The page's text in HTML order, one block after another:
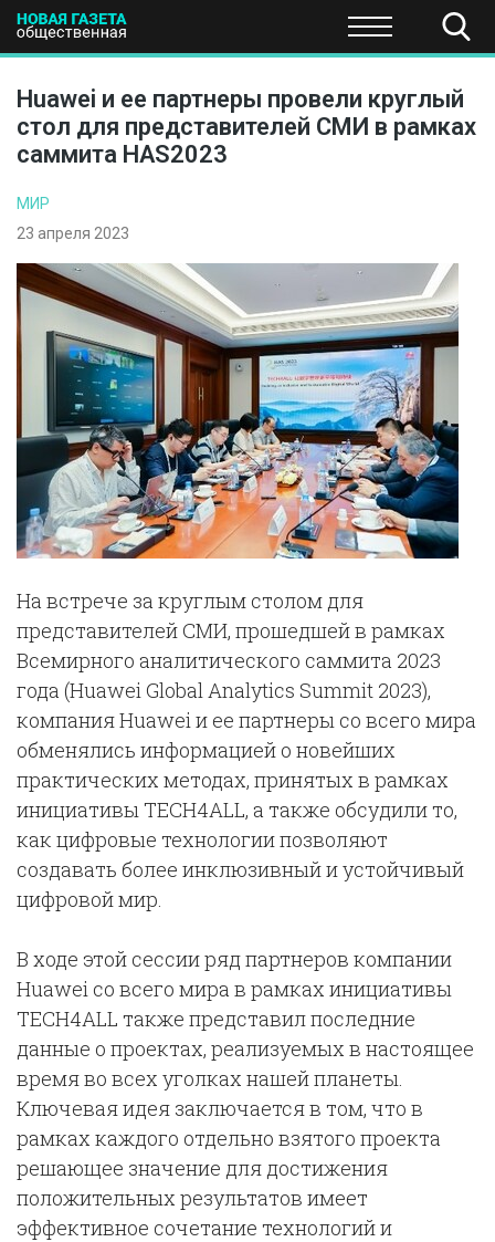
ПОЛИТИКА ЭКОНОМИКА НАУКА И
Huawei и ее партнеры провели круглый
стол для представителей СМИ в рамках
саммита HAS2023
МИР
23 апреля 2023
На встрече за круглым столом для
представителей СМИ, прошедшей в рамках
Всемирного аналитического саммита 2023
года (Huawei Global Analytics Summit 2023),
компания Huawei и ее партнеры со всего мира
обменялись информацией о новейших
практических методах, принятых в рамках
инициативы TECH4ALL, а также обсудили то,
как цифровые технологии позволяют
создавать более инклюзивный и устойчивый
цифровой мир.
В ходе этой сессии ряд партнеров компании
Huawei со всего мира в рамках инициативы
TECH4ALL также представил последние
данные о проектах, реализуемых в настоящее
время во всех уголках нашей планеты.
Ключевая идея заключается в том, что в
рамках каждого отдельно взятого проекта
решающее значение для достижения
положительных результатов имеет
эффективное сочетание технологий и